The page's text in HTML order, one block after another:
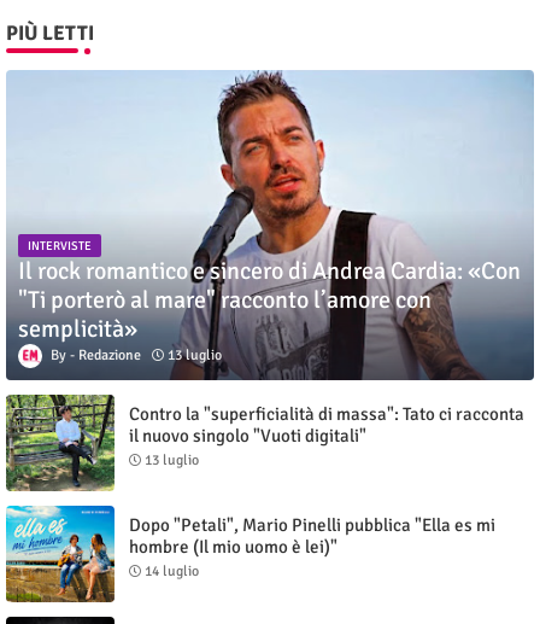
PIÙ LETTI
INTERVISTE
Il rock romantico e sincero di Andrea Cardia: «Con
"Ti porterò al mare" racconto l’amore con
semplicità»
Redazione 13 luglio
Contro la "superficialità di massa": Tato ci racconta
il nuovo singolo "Vuoti digitali"
13 luglio
Dopo "Petali", Mario Pinelli pubblica "Ella es mi
hombre (Il mio uomo è lei)"
14 luglio